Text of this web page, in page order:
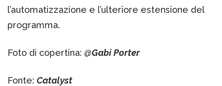
l’automatizzazione e l’ulteriore estensione del
programma.
Foto di copertina: @Gabi Porter
Fonte: Catalyst